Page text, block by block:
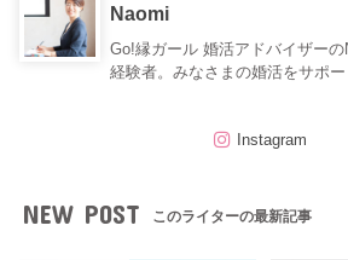
Naomi
Go!縁ガール 婚活アドバイザー
経験者。みなさまの婚活をサポー
Instagram
NEW POST このライターの最新記事